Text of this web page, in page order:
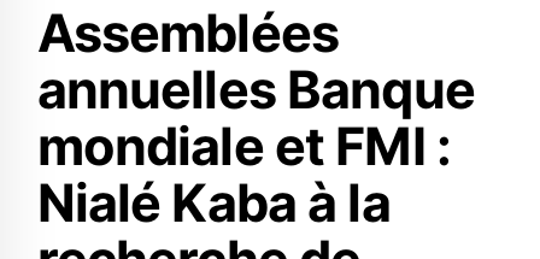
Assemblées
annuelles Banque
mondiale et FMI :
Nialé Kaba à la